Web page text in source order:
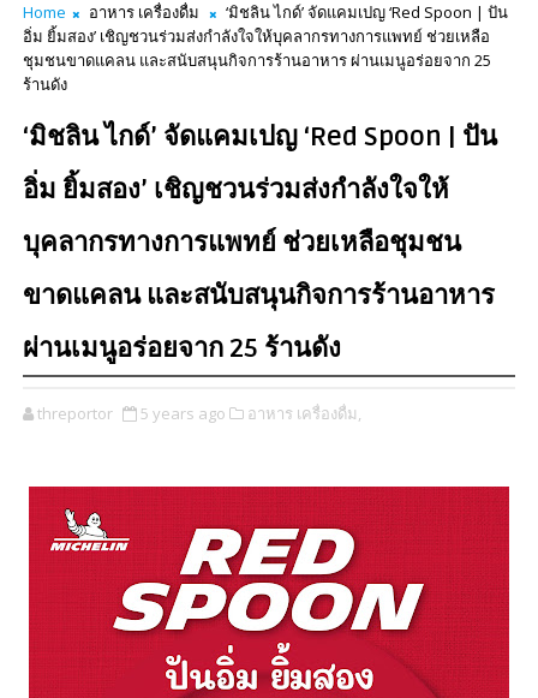
Home อาหาร เครื่องดื่ม
‘มิชลิน ไกด์’ จัดแคมเปญ ‘Red Spoon | ปัน
อิ่ม ยิ้มสอง’ เชิญชวนร่วมส่งกำลังใจให้บุคลากรทางการแพทย์ ช่วยเหลือ
ชุมชนขาดแคลน และสนับสนุนกิจการร้านอาหาร ผ่านเมนูอร่อยจาก 25
ร้านดัง
‘มิชลิน ไกด์’ จัดแคมเปญ ‘Red Spoon | ปัน
อิ่ม ยิ้มสอง’ เชิญชวนร่วมส่งกำลังใจให้
บุคลากรทางการแพทย์ ช่วยเหลือชุมชน
ขาดแคลน และสนับสนุนกิจการร้านอาหาร
ผ่านเมนูอร่อยจาก 25 ร้านดัง
threportor 5 years ago อาหาร เครื่องดื่ม,